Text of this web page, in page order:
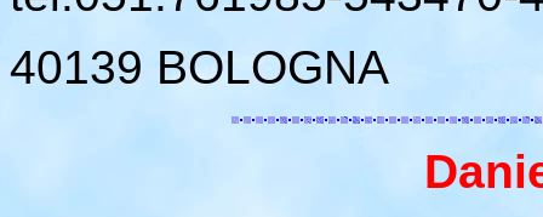
40139 BOLOGNA